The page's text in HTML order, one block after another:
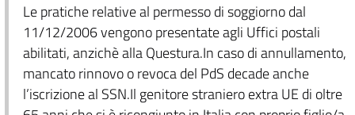
Le pratiche relative al permesso di soggiorno dal
11/12/2006 vengono presentate agli Uffici postali
abilitati, anzichè alla Questura.In caso di annullamento,
mancato rinnovo o revoca del PdS decade anche
l’iscrizione al SSN.Il genitore straniero extra UE di oltre